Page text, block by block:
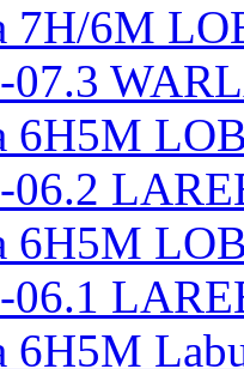
7H/6M
07.3
6H5M
06.2
6H5M
06.1
6H5M